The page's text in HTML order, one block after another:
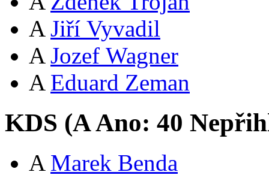
A Jiří Vyvadil
A Jozef Wagner
A Eduard Zeman
KDS (AAno: 40
A Marek Benda